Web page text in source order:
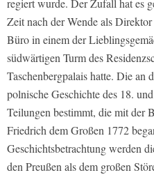
regiert wurde. Der Zufall hat es
Zeit nach der Wende als
Büro in einem der
südwärtigen Turm des
Taschenbergpalais hatte. Die an
polnische Geschichte des 18.
Teilungen bestimmt, die mit der
Friedrich dem Großen 1772
Geschichtsbetrachtung werden
den Preußen als dem großen